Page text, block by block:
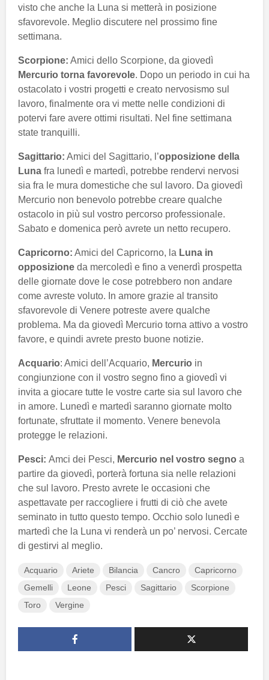
visto che anche la Luna si metterà in posizione
sfavorevole. Meglio discutere nel prossimo fine
settimana.
Scorpione: Amici dello Scorpione, da giovedì
Mercurio torna favorevole. Dopo un periodo in cui ha
ostacolato i vostri progetti e creato nervosismo sul
lavoro, finalmente ora vi mette nelle condizioni di
potervi fare avere ottimi risultati. Nel fine settimana
state tranquilli.
Sagittario: Amici del Sagittario, l’opposizione della
Luna fra lunedì e martedì, potrebbe rendervi nervosi
sia fra le mura domestiche che sul lavoro. Da giovedì
Mercurio non benevolo potrebbe creare qualche
ostacolo in più sul vostro percorso professionale.
Sabato e domenica però avrete un netto recupero.
Capricorno: Amici del Capricorno, la Luna in
opposizione da mercoledì e fino a venerdì prospetta
delle giornate dove le cose potrebbero non andare
come avreste voluto. In amore grazie al transito
sfavorevole di Venere potreste avere qualche
problema. Ma da giovedì Mercurio torna attivo a vostro
favore, e quindi avrete presto buone notizie.
Acquario: Amici dell’Acquario, Mercurio in
congiunzione con il vostro segno fino a giovedì vi
invita a giocare tutte le vostre carte sia sul lavoro che
in amore. Lunedì e martedì saranno giornate molto
fortunate, sfruttate il momento. Venere benevola
protegge le relazioni.
Pesci: Amci dei Pesci, Mercurio nel vostro segno a
partire da giovedì, porterà fortuna sia nelle relazioni
che sul lavoro. Presto avrete le occasioni che
aspettavate per raccogliere i frutti di ciò che avete
seminato in tutto questo tempo. Occhio solo lunedì e
martedì che la Luna vi renderà un po’ nervosi. Cercate
di gestirvi al meglio.
Acquario Ariete Bilancia Cancro
Capricorno
Gemelli
Leone Pesci Sagittario
Scorpione
Toro
Vergine